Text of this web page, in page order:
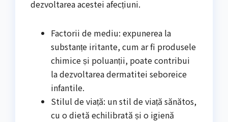
dezvoltarea acestei afecțiuni.
Factorii de mediu: expunerea la
substanțe iritante, cum ar fi produsele
chimice și poluanții, poate contribui
la dezvoltarea dermatitei seboreice
infantile.
Stilul de viață: un stil de viață sănătos,
cu o dietă echilibrată și o igienă